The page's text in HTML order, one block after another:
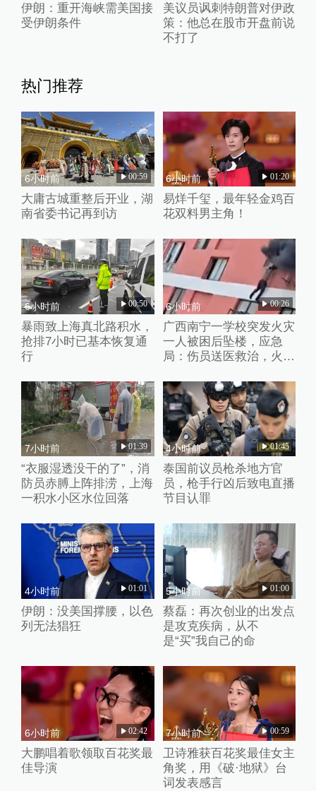
伊朗：重开海峡需美国接
受伊朗条件
美议员讽刺特朗普对伊政
策：他总在股市开盘前说
不打了
热门推荐
6小时前 00:59
大庸古城重整后开业，湖
南省委书记再到访
6小时前 01:20
易烊千玺，最年轻金鸡百
花双料男主角！
6小时前 00:50
暴雨致上海真北路积水，
抢排7小时已基本恢复通
行
6小时前 00:26
广西南宁一学校突发火灾
一人被困后坠楼，应急
局：伤员送医救治，火灾
7小时前 01:39
“衣服湿透没干的了”，消
防员赤膊上阵排涝，上海
一积水小区水位回落
4小时前 01:45
泰国前议员枪杀地方官
员，枪手行凶后致电直播
节目认罪
4小时前 01:01
伊朗：没美国撑腰，以色
列无法猖狂
5小时前 01:00
蔡磊：再次创业的出发点
是攻克疾病，从不
是“买”我自己的命
6小时前 02:42
大鹏唱着歌领取百花奖最
佳导演
7小时前 00:59
卫诗雅获百花奖最佳女主
角奖，用《破·地狱》台
词发表感言